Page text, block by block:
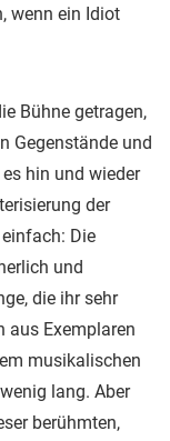
wenn ein Idiot
Bühne getragen,
Gegenstände und
hin und wieder
der
Die
und
die ihr sehr
aus Exemplaren
musikalischen
lang. Aber
berühmten,